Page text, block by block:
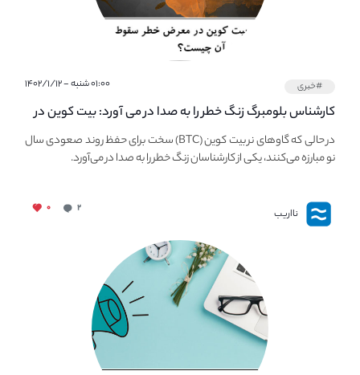
#خبری ۰۱:۰۰ شنبه - ۱۴۰۲/۱/۱۲
کارشناس بلومبرگ زنگ خطر را به صدا در می آورد: بیت کوین در
معرض خطر سقوط بزرگ است - دلیل آن چیست؟در حالی که گاوهای نر بیت کوین (BTC) سخت برای حفظ روند صعودی سال
نو مبارزه می‌کنند، یکی از کارشناسان زنگ خطر را به صدا در می‌آورد.
نااریب ۲ ۰